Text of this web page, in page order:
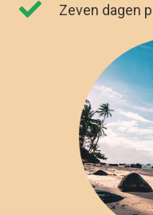
Zeven dagen